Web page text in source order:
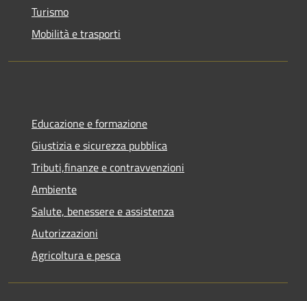
Turismo
Mobilità e trasporti
Educazione e formazione
Giustizia e sicurezza pubblica
Tributi,finanze e contravvenzioni
Ambiente
Salute, benessere e assistenza
Autorizzazioni
Agricoltura e pesca